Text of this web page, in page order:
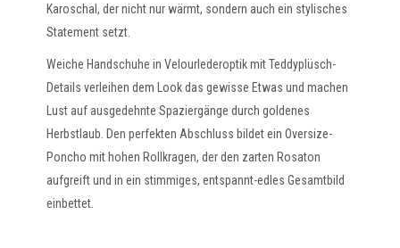
Karoschal, der nicht nur wärmt, sondern auch ein stylisches
Statement setzt.
Weiche Handschuhe in Velourlederoptik mit Teddyplüsch-
Details verleihen dem Look das gewisse Etwas und machen
Lust auf ausgedehnte Spaziergänge durch goldenes
Herbstlaub. Den perfekten Abschluss bildet ein Oversize-
Poncho mit hohen Rollkragen, der den zarten Rosaton
aufgreift und in ein stimmiges, entspannt-edles Gesamtbild
einbettet.